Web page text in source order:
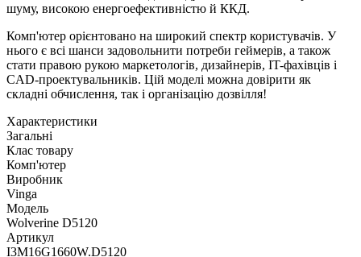
шуму, високою енергоефективністю й ККД.
Комп'ютер орієнтовано на широкий спектр користувачів. У
нього є всі шанси задовольнити потреби геймерів, а також
стати правою рукою маркетологів, дизайнерів, IT-фахівців і
CAD-проектувальників. Цій моделі можна довірити як
складні обчислення, так і організацію дозвілля!
Характеристики
Загальні
Клас товару
Комп'ютер
Виробник
Vinga
Модель
Wolverine D5120
Артикул
I3M16G1660W.D5120